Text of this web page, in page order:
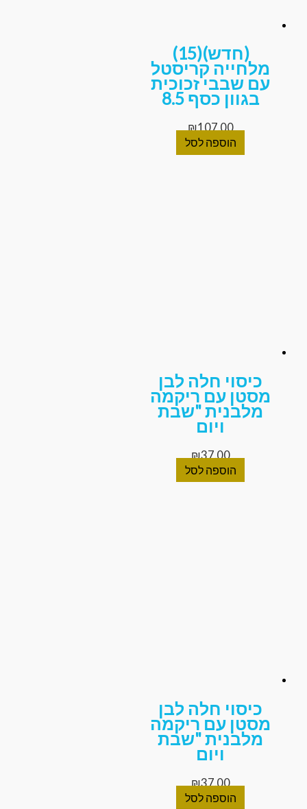
(חדש)(15)
קריסטל
שבבי זכוכית
בגוון כסף 8.5
₪107.00
הוספה לסל
כיסוי חלה לבן
עם ריקמה
מלבנית "שבת
₪37.00
הוספה לסל
כיסוי חלה לבן
עם ריקמה
מלבנית "שבת
₪37.00
הוספה לסל